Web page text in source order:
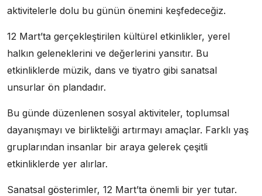
aktivitelerle dolu bu günün önemini keşfedeceğiz.
12 Mart’ta gerçekleştirilen kültürel etkinlikler, yerel
halkın geleneklerini ve değerlerini yansıtır. Bu
etkinliklerde müzik, dans ve tiyatro gibi sanatsal
unsurlar ön plandadır.
Bu günde düzenlenen sosyal aktiviteler, toplumsal
dayanışmayı ve birlikteliği artırmayı amaçlar. Farklı yaş
gruplarından insanlar bir araya gelerek çeşitli
etkinliklerde yer alırlar.
Sanatsal gösterimler, 12 Mart’ta önemli bir yer tutar.